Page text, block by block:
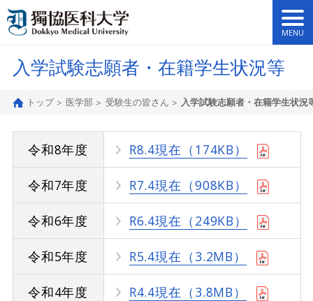
入学試験志願者・在籍学生状況等
トップ 医学部 受験生の皆さん 入学試験志願者・在籍学生状況
令和8年度 R8.4現在（174KB）
令和7年度 R7.4現在（908KB）
令和6年度 R6.4現在（249KB）
令和5年度 R5.4現在（3.2MB）
令和4年度 R4.4現在（3.8MB）